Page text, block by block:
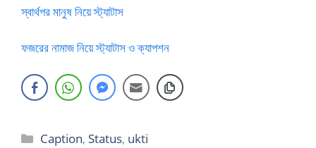
স্বার্থপর মানুষ নিয়ে স্ট্যাটাস
ফজরের নামাজ নিয়ে স্ট্যাটাস ও ক্যাপশন
Categories
Caption, Status, ukti